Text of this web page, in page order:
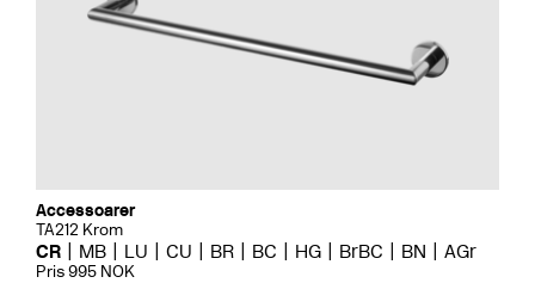
Accessoarer
TA212 Krom
CR MB LU CU BR BC HG BrBC BN AGr
Pris 995 NOK